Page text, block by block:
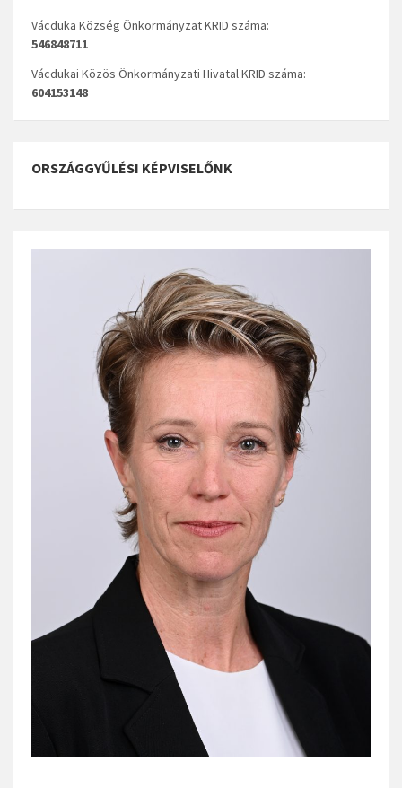
Vácduka Község Önkormányzat KRID száma:
546848711
Vácdukai Közös Önkormányzati Hivatal KRID száma:
604153148
ORSZÁGGYŰLÉSI KÉPVISELŐNK